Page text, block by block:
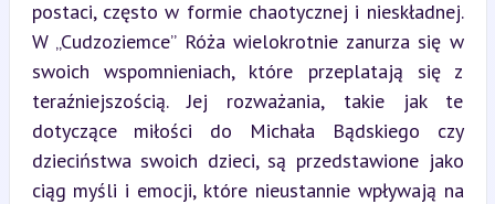
postaci, często w formie chaotycznej i nieskładnej.
W „Cudzoziemce” Róża wielokrotnie zanurza się w
swoich wspomnieniach, które przeplatają się z
teraźniejszością. Jej rozważania, takie jak te
dotyczące miłości do Michała Bądskiego czy
dzieciństwa swoich dzieci, są przedstawione jako
ciąg myśli i emocji, które nieustannie wpływają na